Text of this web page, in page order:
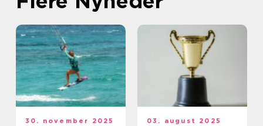
30. november 2025 03. august 2025